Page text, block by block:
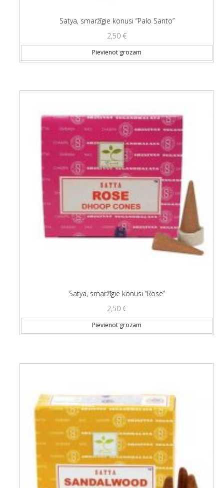
Satya, smaržīgie konusi “Palo Santo”
2,50 €
Pievienot grozam
Satya, smaržīgie konusi “Rose”
2,50 €
Pievienot grozam